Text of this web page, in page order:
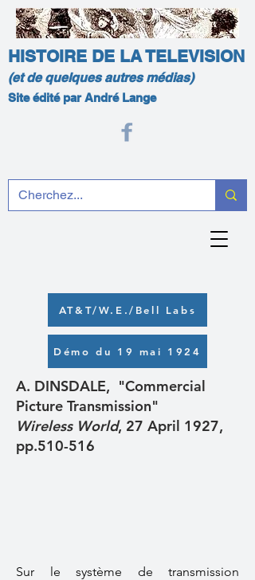
HISTOIRE DE LA TELEVISION
(et de quelques autres médias)
Site édité par André Lange
AT&T/W.E./Bell Labs
Démo du 19 mai 1924
A. DINSDALE, "Commercial
Picture Transmission"
Wireless World, 27 April 1927,
pp.510-516
Sur le système de transmission